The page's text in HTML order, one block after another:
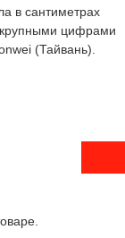
в сантиметрах
цифрами
(Тайвань).